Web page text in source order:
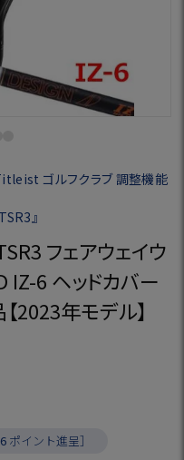
ゴルフクラブ 調整機能
』
フェアウェイウ
IZ-6 ヘッドカバー
2023年モデル】
ポイント進呈］